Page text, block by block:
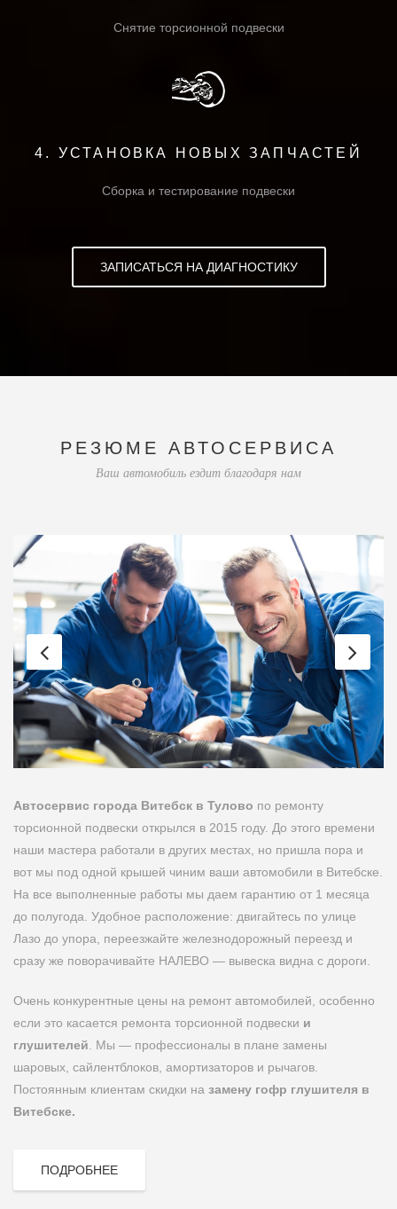
Снятие торсионной подвески
4. УСТАНОВКА НОВЫХ ЗАПЧАСТЕЙ
Сборка и тестирование подвески
ЗАПИСАТЬСЯ НА ДИАГНОСТИКУ
РЕЗЮМЕ АВТОСЕРВИСА
Ваш автомобиль ездит благодаря нам
Автосервис города Витебск в Тулово по ремонту
торсионной подвески открылся в 2015 году. До этого времени
наши мастера работали в других местах, но пришла пора и
вот мы под одной крышей чиним ваши автомобили в Витебске.
На все выполненные работы мы даем гарантию от 1 месяца
до полугода. Удобное расположение: двигайтесь по улице
Лазо до упора, переезжайте железнодорожный переезд и
сразу же поворачивайте НАЛЕВО — вывеска видна с дороги.
Очень конкурентные цены на ремонт автомобилей, особенно
если это касается ремонта торсионной подвески и
глушителей . Мы — профессионалы в плане замены
шаровых, сайлентблоков, амортизаторов и рычагов.
Постоянным клиентам скидки на замену гофр глушителя в
Витебске.
ПОДРОБНЕЕ